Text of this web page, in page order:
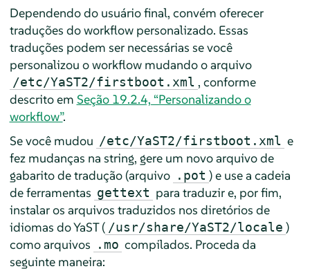
Dependendo do usuário final, convém oferecer
traduções do workflow personalizado. Essas
traduções podem ser necessárias se você
personalizou o workflow mudando o arquivo
/etc/YaST2/firstboot.xml , conforme
descrito em Seção 19.2.4, “Personalizando o
workflow”.
Se você mudou /etc/YaST2/firstboot.xml e
fez mudanças na string, gere um novo arquivo de
gabarito de tradução (arquivo .pot ) e use a cadeia
de ferramentas gettext para traduzir e, por fim,
instalar os arquivos traduzidos nos diretórios de
idiomas do YaST ( /usr/share/YaST2/locale )
como arquivos
.mo compilados. Proceda da
seguinte maneira: